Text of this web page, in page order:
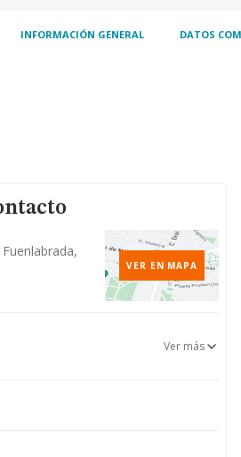
INFORMACIÓN GENERAL DATOS
VER EN MAPA
Ver más